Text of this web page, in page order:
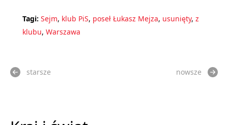
Tagi: Sejm, klub PiS, poseł Łukasz Mejza, usunięty, z
klubu, Warszawa
starsze nowsze